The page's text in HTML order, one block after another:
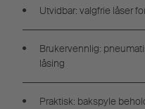
Utvidbar: valgfrie låser
Brukervennlig:
låsing
Praktisk: bakspyle